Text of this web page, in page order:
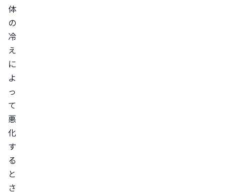
体
の
冷
え
に
よ
っ
て
悪
化
す
る
と
さ